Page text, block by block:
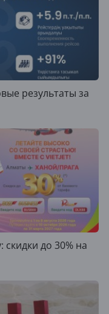
результаты за
до 30% на